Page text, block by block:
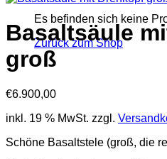
Es befinden sich keine
Zurück zum Shop
Basaltsäule
groß
€6.900,00
inkl. 19 % MwSt. zzgl.
Schöne Basaltstele (groß, die